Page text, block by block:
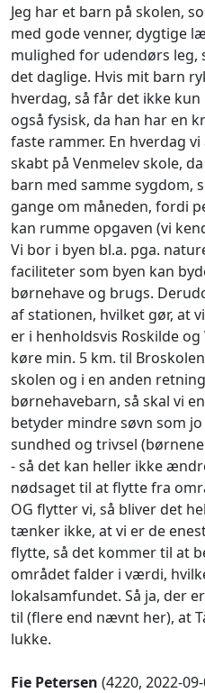
Jeg har et barn på skolen,
med gode venner, dygtige
mulighed for udendørs leg,
det daglige. Hvis mit barn
hverdag, så får det ikke
også fysisk, da han har en
faste rammer. En hverdag
skabt på Venmelev skole,
barn med samme sygdom,
gange om måneden, fordi
kan rumme opgaven (vi
Vi bor i byen bl.a. pga.
faciliteter som byen kan
børnehave og brugs.
af stationen, hvilket gør, at
er i henholdsvis Roskilde
køre min. 5 km. til
skolen og i en anden
børnehavebarn, så skal vi
betyder mindre søvn som
sundhed og trivsel
- så det kan heller ikke
nødsaget til at flytte fra
OG flytter vi, så bliver det
tænker ikke, at vi er de
flytte, så det kommer til at
området falder i værdi,
lokalsamfundet. Så ja, der
til (flere end nævnt her), at
lukke.
Fie Petersen (4220, 2022-